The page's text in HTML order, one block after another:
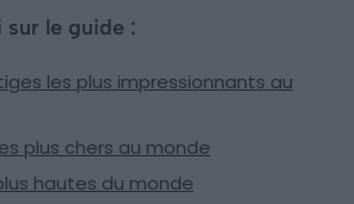
sur le guide :
les plus impressionnants au
plus chers au monde
hautes du monde